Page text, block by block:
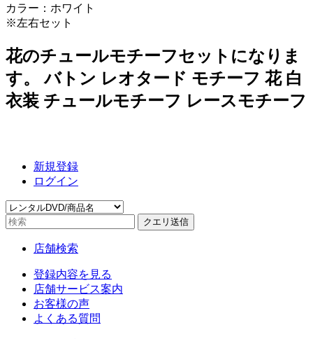
カラー：ホワイト
※左右セット
花のチュールモチーフセットになりま
す。 バトン レオタード モチーフ 花 白
衣装 チュールモチーフ レースモチーフ
新規登録
ログイン
店舗検索
登録内容を見る
店舗サービス案内
お客様の声
よくある質問